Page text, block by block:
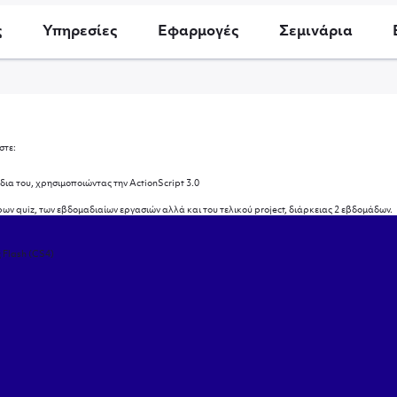
Υπηρεσίες Εφαρμογές Σεμινάρια
του, χρησιμοποιώντας την ActionScript 3.0
quiz, των εβδομαδιαίων εργασιών αλλά και του τελικού project, διάρκειας 2 εβδομάδων.
Flash (CS4)